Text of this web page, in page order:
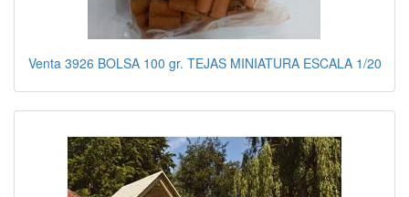
Venta 3926 BOLSA 100 gr. TEJAS MINIATURA ESCALA 1/20